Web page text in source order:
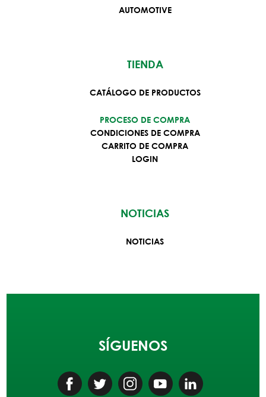
AUTOMOTIVE
TIENDA
CATÁLOGO DE PRODUCTOS
PROCESO DE COMPRA
CONDICIONES DE COMPRA
CARRITO DE COMPRA
LOGIN
NOTICIAS
NOTICIAS
SÍGUENOS